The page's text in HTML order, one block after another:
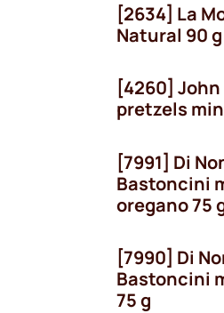
[2634] La
Natural 90 g
[4260]
pretzels
[7991] Di
Bastoncini
oregano 75
[7990] Di
Bastoncini
75 g